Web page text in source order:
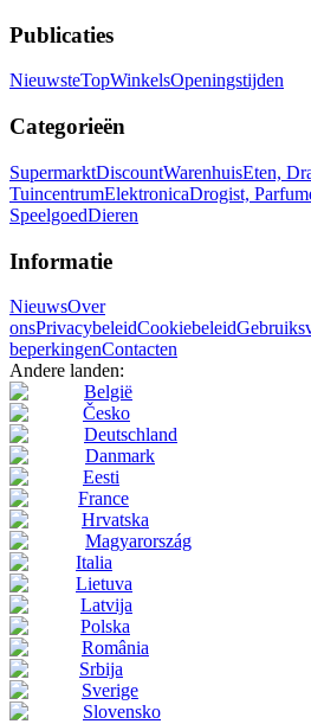
Publicaties
NieuwsteTopWinkelsOpeningstijden
Categorieën
SupermarktDiscountWarenhuisEten,
TuincentrumElektronicaDrogist,
SpeelgoedDieren
Informatie
NieuwsOver
onsPrivacybeleidCookiebeleid
beperkingenContacten
Andere landen:
België
Česko
Deutschland
Danmark
Eesti
France
Hrvatska
Magyarország
Italia
Lietuva
Latvija
Polska
România
Srbija
Sverige
Slovensko